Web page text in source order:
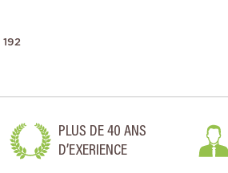
PLUS DE 40 ANS
D’EXERIENCE